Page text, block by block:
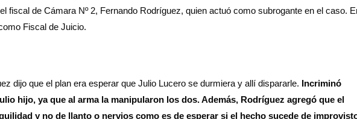
fiscal de Cámara Nº 2, Fernando Rodríguez, quien actuó como subrogante en el caso.
Fiscal de Juicio.
dijo que el plan era esperar que Julio Lucero se durmiera y allí dispararle. Incriminó
hijo, ya que al arma la manipularon los dos. Además, Rodríguez agregó que el
y no de llanto o nervios como es de esperar si el hecho sucede de